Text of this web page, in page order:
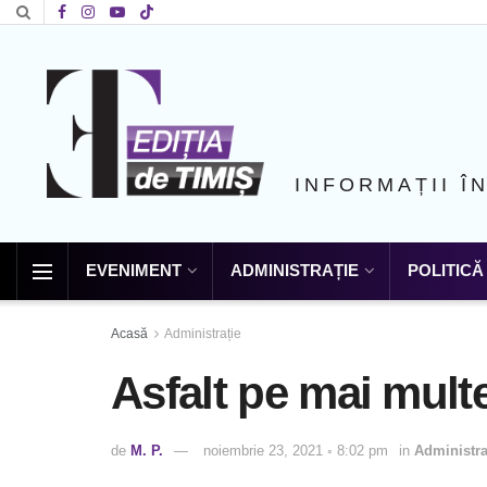
INFORMAȚII
EVENIMENT ADMINISTRAȚIE POLITICĂ
Acasă Administrație
Asfalt pe mai
de M. P. noiembrie 23, 2021 ◦ 8:02 pm in